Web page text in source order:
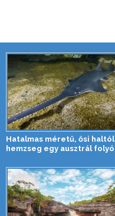
Hatalmas méretű, ősi haltól
hemzseg egy ausztrál folyó